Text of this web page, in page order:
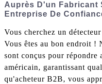
Auprès D'un Fabricant
Entreprise De
Vous cherchez un
Vous êtes au bon endroit !
sont conçus pour répondre
américain, garantissant
qu'acheteur B2B, vous